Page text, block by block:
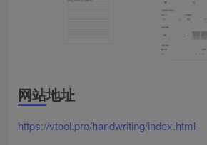
网站地址
https://vtool.pro/handwriting/index.html